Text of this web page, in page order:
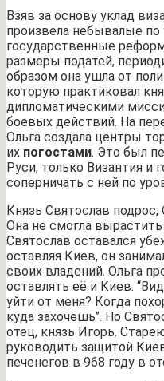
Взяв за основу уклад
произвела небывалые
государственные
размеры податей,
образом она ушла от
которую практиковал
дипломатическими
боевых действий. На
Ольга создала центры
их погостами. Это был
Руси, только Византия и
соперничать с ней по
Князь Святослав подрос,
Она не смогла
Святослав оставался
оставляя Киев, он
своих владений. Ольга
оставлять её и Киев.
уйти от меня? Когда
куда захочешь”. Но
отец, князь Игорь.
руководить защитой
печенегов в 968 году в